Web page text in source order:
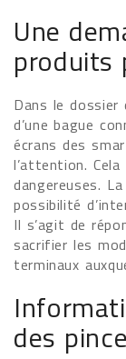
Une
produits
Dans le dossier
d’une bague
écrans des
l’attention.
dangereuses.
possibilité
Il s’agit de
sacrifier les
terminaux
des